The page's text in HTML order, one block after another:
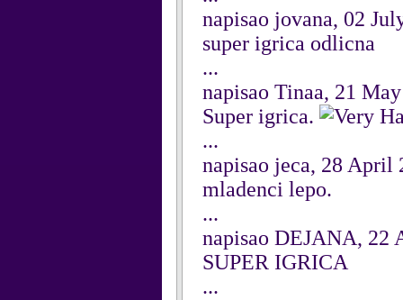
napisao jovana, 02
super igrica odlicna
...
napisao Tinaa, 21
Super igrica.
...
napisao jeca, 28 April
mladenci lepo.
...
napisao DEJANA, 22
SUPER IGRICA
...